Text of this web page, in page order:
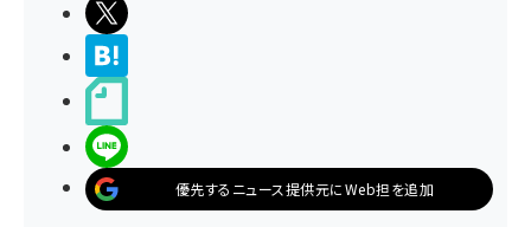
優先するニュース提供元にWeb担を追加